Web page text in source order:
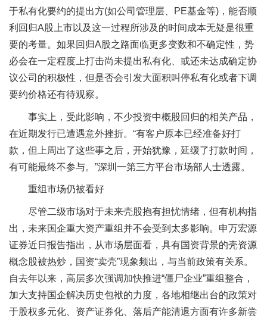
于私有化要约的提出方(如公司管理层、PE基金等)，能否顺
利回归A股上市以及这一过程所涉及的时间成本无疑是很重
要的考量。如果回归A股之路面临更多变数和不确定性，势
必会在一定程度上打击尚未提出私有化、或还未达成确定协
议公司的积极性，但是否会引发大面积叫停私有化或者下调
要约价格还有待观察。
事实上，受此影响，不少投资中概股回归的相关产品，
在近期发行已遭遇意外挫折。“有客户原本已经准备好打
款，但上周出了这些事之后，开始犹豫，延缓了打款时间，
有可能最终不参与。”深圳一第三方平台市场部人士透露。
重组市场仍被看好
尽管二级市场对于未来壳股抱有担忧情绪，但有机构指
出，未来国企重大资产重组并不会受到太多影响。申万宏源
证券近日报告指出，从市场层面看，具有国资背景的壳资源
概念股被热炒，国资“卖壳”现象频出，与当前政策有关系。
自去年以来，高层多次强调加快推进“僵尸企业”重组整合，
加大支持国企解决历史包袱的力度，各地相继出台的政策对
于股权多元化、资产证券化、落后产能清退方面有许多新尝